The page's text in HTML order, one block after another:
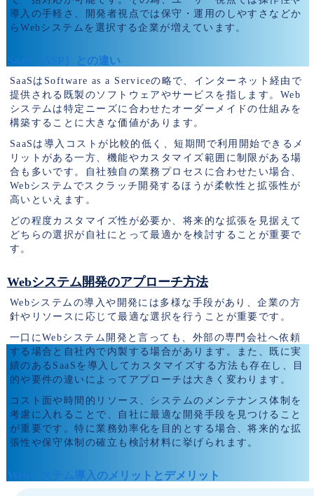
導入の手軽さ、開発者視点では保守・運用のしやすさなどか
らWebシステムを選択する企業が増えています。
SaaS（ASP）との違い
SaaSはSoftware as a Serviceの略で、インターネット経由で
提供される既製のソフトウェアやサービスを指します。Web
システムは特定ニーズに合わせたオーダーメイドの仕組みを
構築することに大きな価値があります。
SaaSは導入コストが比較的低く、短期間で利用開始できるメ
リットがある一方、機能やカスタマイズ範囲に制限がある場
合も多いです。自社独自の業務プロセスに合わせたい場合、
Webシステムでスクラッチ開発するほうが柔軟性と拡張性が
高いといえます。
どの程度カスタマイズ性が必要か、将来的な拡張を見据えて
どちらの選択が自社にとって最適かを検討することが重要で
す。
Webシステム開発のアプローチ方法
Webシステムの導入や開発には多様な手段があり、企業の方
針やリソースに応じて最適な選択を行うことが重要です。
一口にWebシステム開発と言っても、外部の専門会社へ依頼
する場合と自社内で内製する場合があります。また、既に実
績のあるSaaSを導入してカスタマイズする方法も存在し、目
的や要件の違いによってアプローチは大きく変わります。
コスト面や時間的リソース、システムのメンテナンス体制を
考慮に入れることで、自社に最適な開発手段を見つけること
が重要です。特に業務効率化を目的とする場合、将来的な拡
張性や保守体制の確立も検討材料に挙げられます。
Webシステム導入のメリットとデメリット